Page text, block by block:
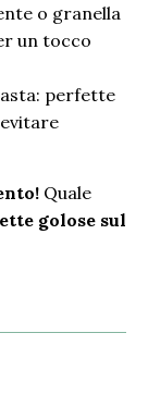
o granella
un tocco
perfette
Quale
golose sul